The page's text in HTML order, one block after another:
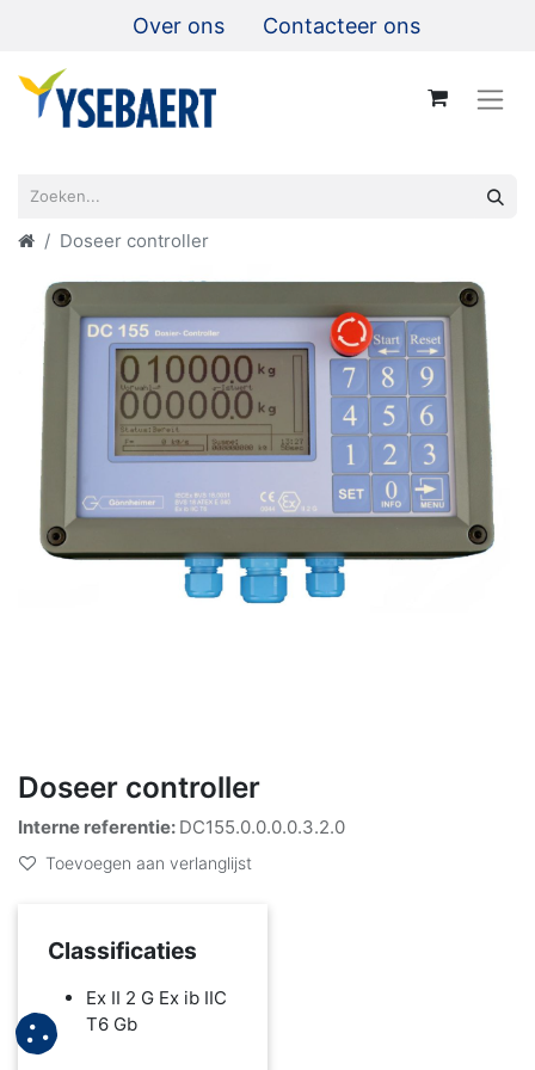
Over ons Contacteer ons
Doseer controller
Doseer controller
Interne referentie: DC155.0.0.0.0.3.2.0
Toevoegen aan verlanglijst
Classificaties
Ex II 2 G Ex ib IIC
T6 Gb